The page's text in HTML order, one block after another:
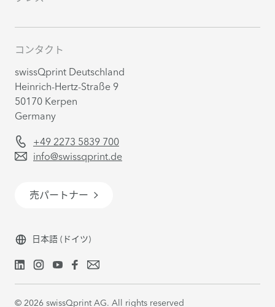
コンタクト
swissQprint Deutschland
Heinrich-Hertz-Straße 9
50170 Kerpen
Germany
+49 2273 5839 700
info@swissqprint.de
売パートナー
日本語 (ドイツ)
© 2026 swissQprint AG. All rights reserved